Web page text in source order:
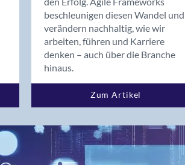
Birsfelden
Bolligen
Bonaduz
beschleunigen diesen Wandel und
verändern nachhaltig, wie wir
arbeiten, führen und Karriere
denken – auch über die Branche
hinaus.
Zum Artikel